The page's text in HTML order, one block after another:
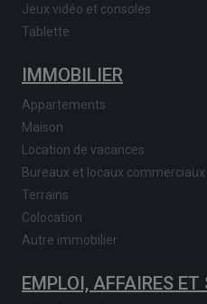
Jeux vidéo et consoles
Tablette
IMMOBILIER
Appartements
Maison
Location de vacances
Bureaux et locaux commerciaux
Terrains
Colocation
Autre immobilier
EMPLOI, AFFAIRES ET